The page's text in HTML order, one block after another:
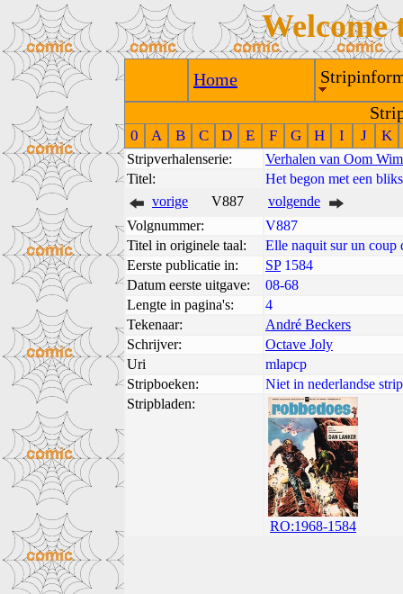
Welcome
Home
0 A B C D E F G H I J K
Stripverhalenserie:
Verhalen van Oom Wim
Titel:
Het begon met een
vorige
V887
volgende
Volgnummer:
V887
Titel in originele taal:
Elle naquit sur un coup
Eerste publicatie in:
SP1584
Datum eerste uitgave:
08-68
Lengte in pagina's:
4
Tekenaar:
André Beckers
Schrijver:
Octave Joly
Uri
mlapcp
Stripboeken:
Niet in nederlandse
Stripbladen:
RO:1968-1584